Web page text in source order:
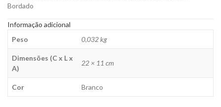
Bordado
Informação adicional
Peso
0,032 kg
Dimensões (C x L x
A)
22 × 11 cm
Cor Branco